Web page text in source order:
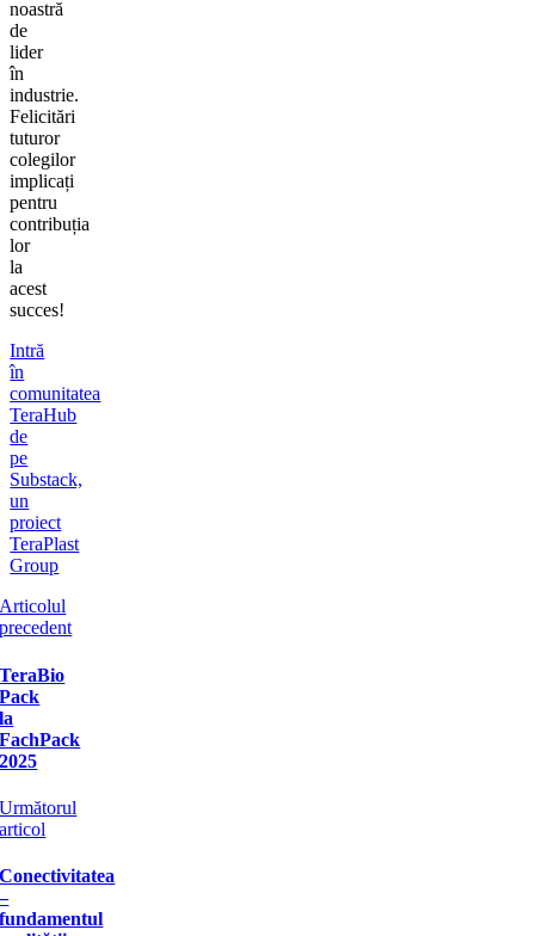
noastră
de
lider
în
industrie.
Felicitări
tuturor
colegilor
implicați
pentru
contribuția
lor
la
acest
succes!
Intră
în
comunitatea
TeraHub
de
pe
Substack,
un
proiect
TeraPlast
Group
Articolul
precedent
TeraBio
Pack
la
FachPack
2025
Următorul
articol
Conectivitatea
–
fundamentul